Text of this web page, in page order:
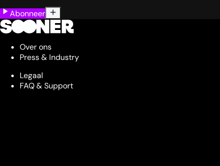
Abonneer
Over ons
Press & Industry
Legaal
FAQ & Support